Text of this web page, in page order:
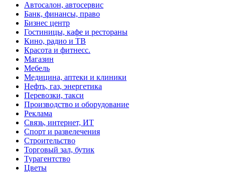
Автосалон, автосервис
Банк, финансы, право
Бизнес центр
Гостиницы, кафе и рестораны
Кино, радио и ТВ
Красота и фитнесс.
Магазин
Мебель
Медицина, аптеки и клиники
Нефть, газ, энергетика
Перевозки, такси
Производство и оборудование
Реклама
Связь, интернет, ИТ
Спорт и развелечения
Строительство
Торговый зал, бутик
Турагентство
Цветы